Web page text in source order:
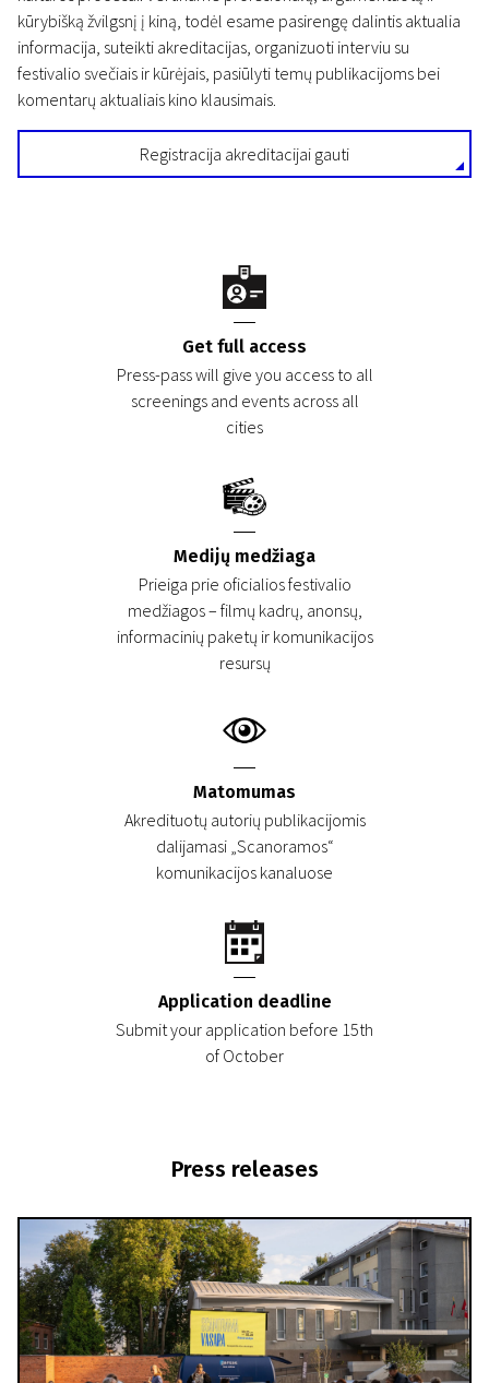
kūrybišką žvilgsnį į kiną, todėl esame pasirengę dalintis aktualia
informacija, suteikti akreditacijas, organizuoti interviu su
festivalio svečiais ir kūrėjais, pasiūlyti temų publikacijoms bei
komentarų aktualiais kino klausimais.
Registracija akreditacijai gauti
Get full access
Press-pass will give you access to all
screenings and events across all
cities
Medijų medžiaga
Prieiga prie oficialios festivalio
medžiagos – filmų kadrų, anonsų,
informacinių paketų ir komunikacijos
resursų
Matomumas
Akredituotų autorių publikacijomis
dalijamasi „Scanoramos“
komunikacijos kanaluose
Application deadline
Submit your application before 15th
of October
Press releases